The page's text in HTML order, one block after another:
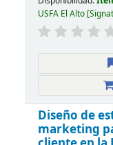
USFA El Alto
Diseño de
marketing